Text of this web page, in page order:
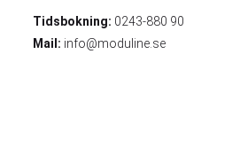
Tidsbokning: 0243-880 90
Mail: info@moduline.se